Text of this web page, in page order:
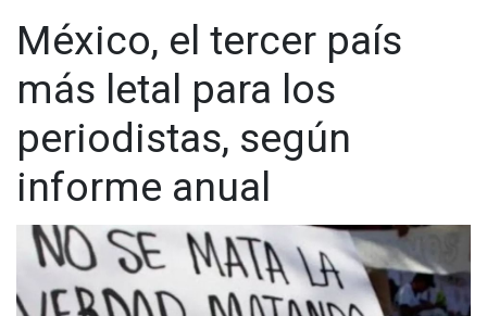
México, el tercer país
más letal para los
periodistas, según
informe anual